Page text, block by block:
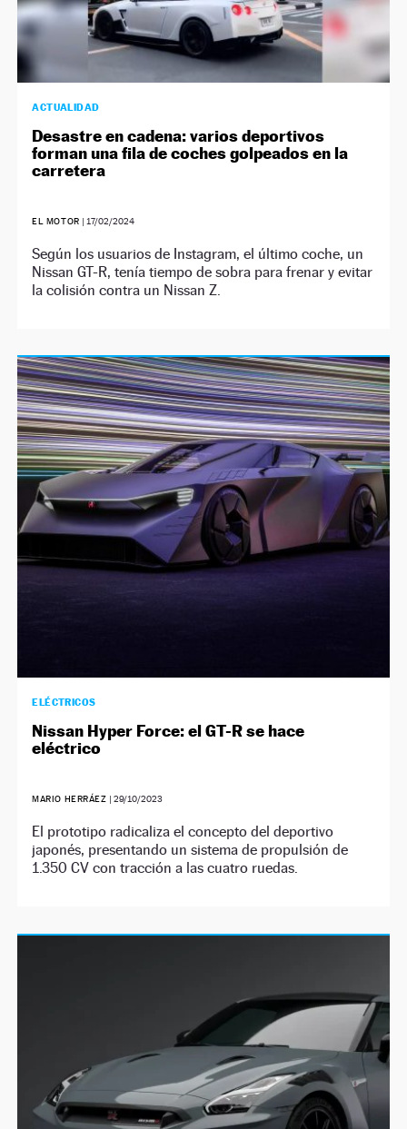
ACTUALIDAD
Desastre en cadena: varios deportivos
forman una fila de coches golpeados en la
carretera
EL MOTOR | 17/02/2024
Según los usuarios de Instagram, el último coche, un
Nissan GT-R, tenía tiempo de sobra para frenar y evitar
la colisión contra un Nissan Z.
ELÉCTRICOS
Nissan Hyper Force: el GT-R se hace
eléctrico
MARIO HERRÁEZ | 29/10/2023
El prototipo radicaliza el concepto del deportivo
japonés, presentando un sistema de propulsión de
1.350 CV con tracción a las cuatro ruedas.